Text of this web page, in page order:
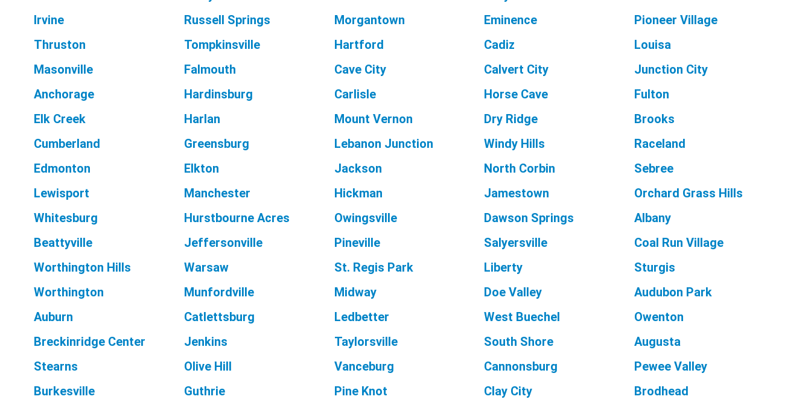
Irvine
Russell Springs Morgantown Eminence
Pioneer Village
Thruston
Tompkinsville Hartford Cadiz
Louisa
Masonville
Falmouth Cave City Calvert City
Junction City
Anchorage
Hardinsburg Carlisle Horse Cave
Fulton
Elk Creek
Harlan Mount Vernon Dry Ridge
Brooks
Cumberland
Greensburg Lebanon Junction Windy Hills
Raceland
Edmonton
Elkton Jackson North Corbin
Sebree
Lewisport
Manchester Hickman Jamestown
Orchard Grass Hills
Whitesburg
Hurstbourne Acres Owingsville Dawson Springs
Albany
Beattyville
Jeffersonville Pineville Salyersville
Coal Run Village
Worthington Hills
Warsaw St. Regis Park Liberty
Sturgis
Worthington
Munfordville Midway Doe Valley
Audubon Park
Auburn
Catlettsburg Ledbetter West Buechel
Owenton
Breckinridge Center
Jenkins Taylorsville South Shore
Augusta
Stearns
Olive Hill Vanceburg Cannonsburg
Pewee Valley
Burkesville
Guthrie Pine Knot Clay City
Brodhead